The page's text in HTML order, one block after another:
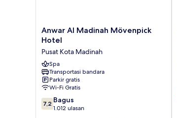
Anwar
Al
Mövenpick
Hotel
Pusat
Kota
Madinah
Anwar Al Madinah Mövenpick
Hotel
Pusat Kota Madinah
Spa
Transportasi bandara
Parkir gratis
Wi-Fi Gratis
7.2
dari
7,2 Bagus
1.012 ulasan